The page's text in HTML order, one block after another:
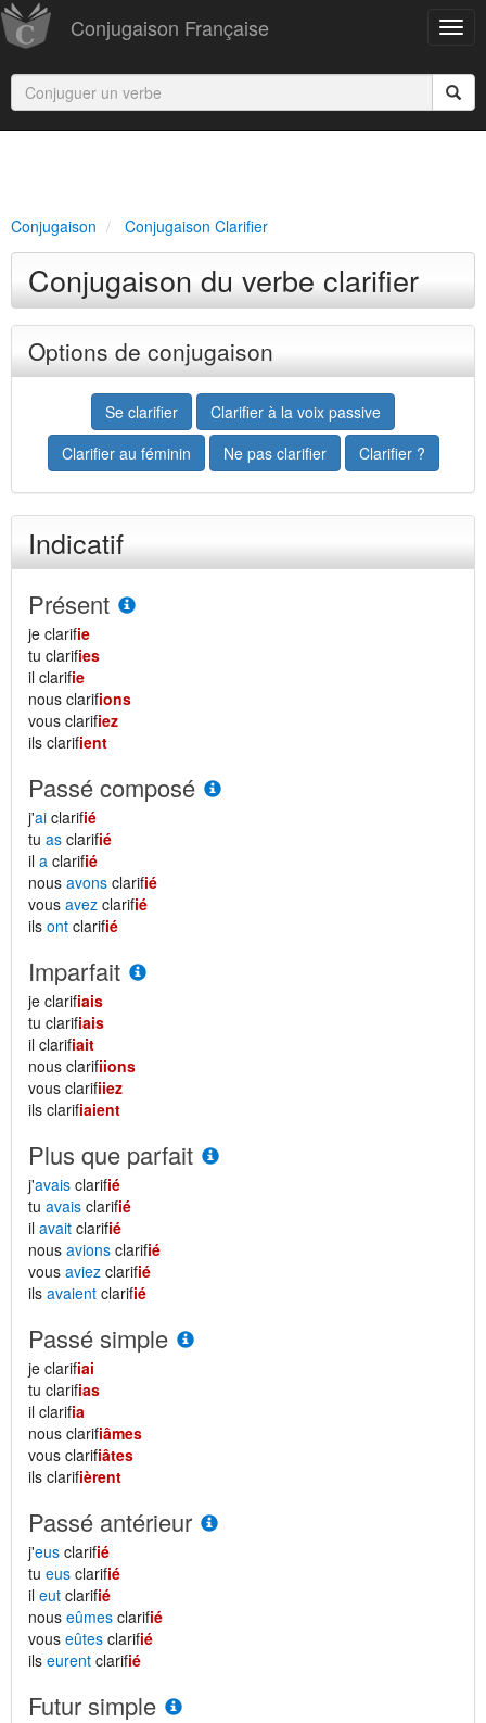
Conjugaison Française
Conjugaison Conjugaison Clarifier
Conjugaison du verbe clarifier
Options de conjugaison
Se clarifier
Clarifier à la voix passive
Clarifier au féminin
Ne pas clarifier Clarifier ?
Indicatif
Présent
je clarifie
tu clarifies
il clarifie
nous clarifions
vous clarifiez
ils clarifient
Passé composé
j'ai clarifié
tu as clarifié
il a clarifié
nous avons clarifié
vous avez clarifié
ils ont clarifié
Imparfait
je clarifiais
tu clarifiais
il clarifiait
nous clarifiions
vous clarifiiez
ils clarifiaient
Plus que parfait
j'avais clarifié
tu avais clarifié
il avait clarifié
nous avions clarifié
vous aviez clarifié
ils avaient clarifié
Passé simple
je clarifiai
tu clarifias
il clarifia
nous clarifiâmes
vous clarifiâtes
ils clarifièrent
Passé antérieur
j'eus clarifié
tu eus clarifié
il eut clarifié
nous eûmes clarifié
vous eûtes clarifié
ils eurent clarifié
Futur simple